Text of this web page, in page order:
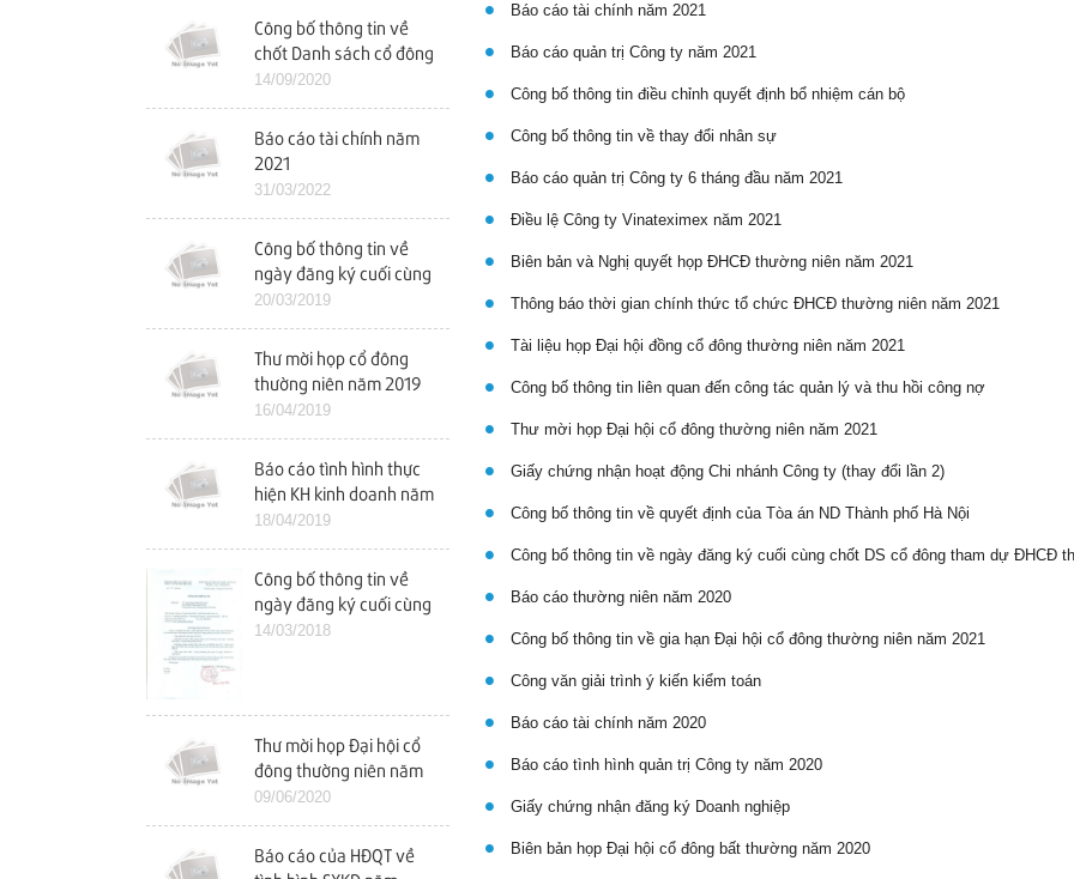
Công bố thông tin về
chốt Danh sách cổ đông
để tổ chức ĐHCĐ bất
thường
14/09/2020
Báo cáo tài chính năm
2021
31/03/2022
Công bố thông tin về
ngày đăng ký cuối cùng
chốt danh sách cổ đông
dự ĐHCĐ năm 2019
20/03/2019
Thư mời họp cổ đông
thường niên năm 2019
16/04/2019
Báo cáo tình hình thực
hiện KH kinh doanh năm
2018 và KH kinh doanh
năm 2019
18/04/2019
Công bố thông tin về
ngày đăng ký cuối cùng
tham dự ĐHCĐ năm
14/03/2018
Thư mời họp Đại hội cổ
đông thường niên năm
2020
09/06/2020
Báo cáo của HĐQT về
Báo cáo tài chính năm 2021
Báo cáo quản trị Công ty năm 2021
Công bố thông tin điều chỉnh quyết định bổ nhiệm cán bộ
Công bố thông tin về thay đổi nhân sự
Báo cáo quản trị Công ty 6 tháng đầu năm 2021
Điều lệ Công ty Vinateximex năm 2021
Biên bản và Nghị quyết họp ĐHCĐ thường niên năm 2021
Thông báo thời gian chính thức tổ chức ĐHCĐ thường niên năm 2021
Tài liệu họp Đại hội đồng cổ đông thường niên năm 2021
Công bố thông tin liên quan đến công tác quản lý và thu hồi công nợ
Thư mời họp Đại hội cổ đông thường niên năm 2021
Giấy chứng nhận hoạt động Chi nhánh Công ty (thay đổi lần 2)
Công bố thông tin về quyết định của Tòa án ND Thành phố Hà Nội
Công bố thông tin về ngày đăng ký cuối cùng chốt DS cổ đông tham dự ĐHCĐ
Báo cáo thường niên năm 2020
Công bố thông tin về gia hạn Đại hội cổ đông thường niên năm 2021
Công văn giải trình ý kiến kiểm toán
Báo cáo tài chính năm 2020
Báo cáo tình hình quản trị Công ty năm 2020
Giấy chứng nhận đăng ký Doanh nghiệp
Biên bản họp Đại hội cổ đông bất thường năm 2020